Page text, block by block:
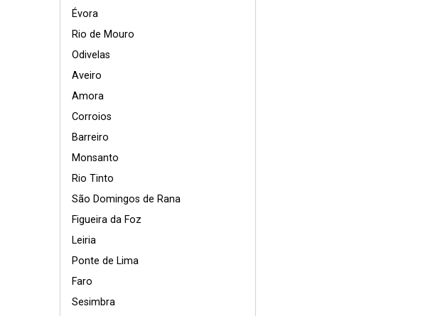
Évora
Rio de Mouro
Odivelas
Aveiro
Amora
Corroios
Barreiro
Monsanto
Rio Tinto
São Domingos de Rana
Figueira da Foz
Leiria
Ponte de Lima
Faro
Sesimbra